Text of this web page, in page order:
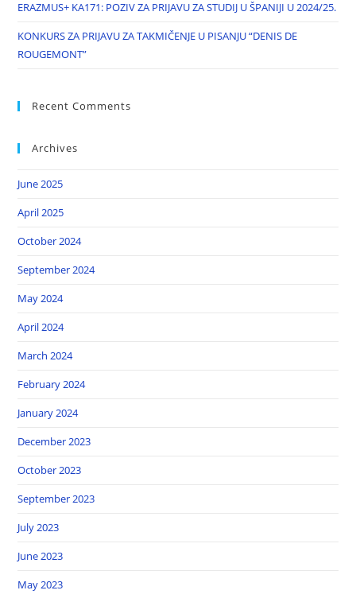
ERAZMUS+ KA171: POZIV ZA PRIJAVU ZA STUDIJ U ŠPANIJI U 2024/25.
KONKURS ZA PRIJAVU ZA TAKMIČENJE U PISANJU “DENIS DE
ROUGEMONT”
Recent Comments
Archives
June 2025
April 2025
October 2024
September 2024
May 2024
April 2024
March 2024
February 2024
January 2024
December 2023
October 2023
September 2023
July 2023
June 2023
May 2023